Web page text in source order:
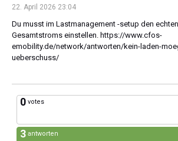
22. April 2026 23:04
Du musst im Lastmanagement -setup den
Gesamtstroms einstellen. https://www.cfos-
emobility.de/network/antworten/kein-laden-
ueberschuss/
0 votes
3 antworten